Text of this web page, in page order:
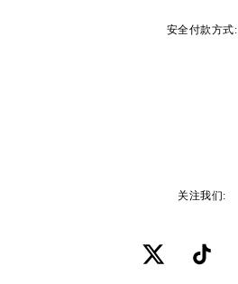
安全付款方式:
关注我们: